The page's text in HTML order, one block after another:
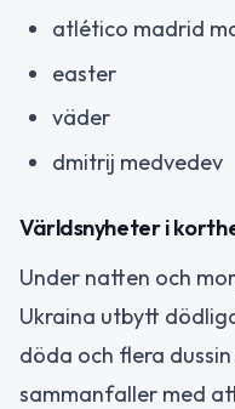
atlético madrid
easter
väder
dmitrij medvedev
Världsnyheter i
Under natten och
Ukraina utbytt
döda och flera
sammanfaller med